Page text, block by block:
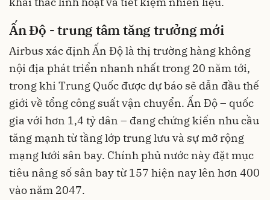
Ấn Độ - trung tâm tăng trưởng mới
Airbus xác định Ấn Độ là thị trường hàng không
nội địa phát triển nhanh nhất trong 20 năm tới,
trong khi Trung Quốc được dự báo sẽ dẫn đầu thế
giới về tổng công suất vận chuyển. Ấn Độ – quốc
gia với hơn 1,4 tỷ dân – đang chứng kiến nhu cầu
tăng mạnh từ tầng lớp trung lưu và sự mở rộng
mạng lưới sân bay. Chính phủ nước này đặt mục
tiêu nâng số sân bay từ 157 hiện nay lên hơn 400
vào năm 2047.